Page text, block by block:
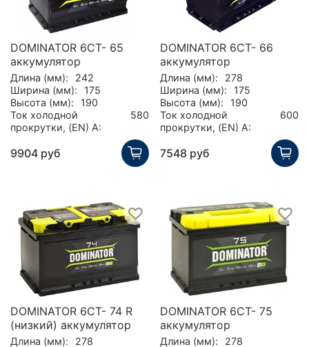
DOMINATOR 6СТ- 65
аккумулятор
Длина (мм):
242
Ширина (мм):
175
Высота (мм):
190
Ток холодной
прокрутки, (EN) А:
580
9904 руб
DOMINATOR 6СТ- 66
аккумулятор
Длина (мм):
278
Ширина (мм):
175
Высота (мм):
190
Ток холодной
прокрутки, (EN) А:
600
7548 руб
DOMINATOR 6СТ- 74 R
(низкий) аккумулятор
Длина (мм):
278
DOMINATOR 6СТ- 75
аккумулятор
Длина (мм):
278